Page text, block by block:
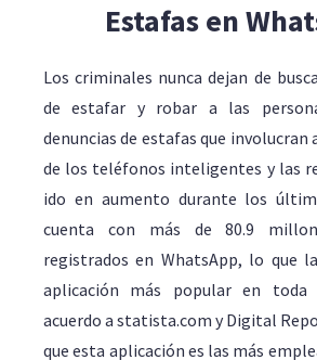
Estafas en
Los criminales nunca dejan de
de estafar y robar a las
denuncias de estafas que involucran
de los teléfonos inteligentes y las
ido en aumento durante los
cuenta con más de 80.9
registrados en WhatsApp, lo que
aplicación más popular en toda
acuerdo a statista.com y Digital
que esta aplicación es las más